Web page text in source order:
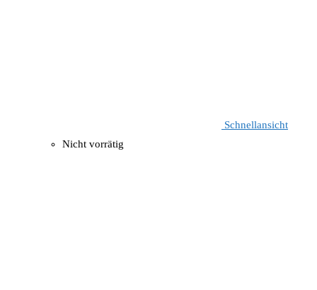
Schnellansicht
Nicht vorrätig